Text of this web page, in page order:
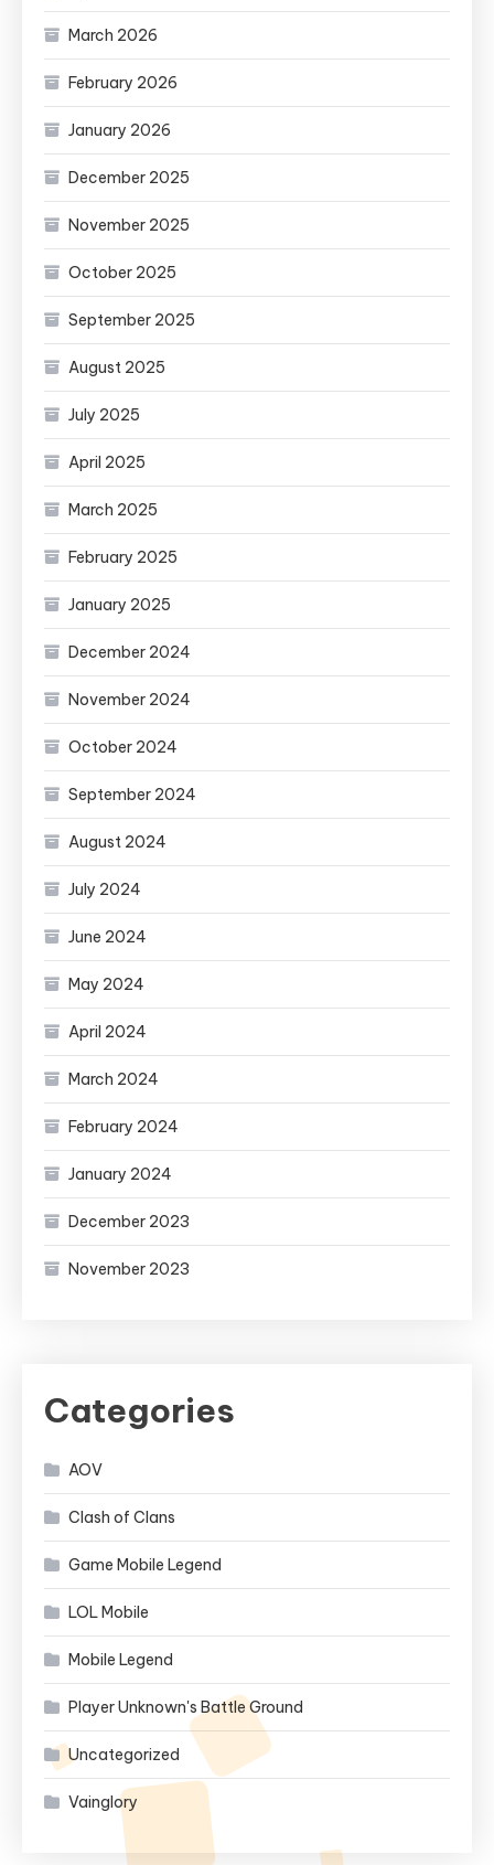
March 2026
February 2026
January 2026
December 2025
November 2025
October 2025
September 2025
August 2025
July 2025
April 2025
March 2025
February 2025
January 2025
December 2024
November 2024
October 2024
September 2024
August 2024
July 2024
June 2024
May 2024
April 2024
March 2024
February 2024
January 2024
December 2023
November 2023
Categories
AOV
Clash of Clans
Game Mobile Legend
LOL Mobile
Mobile Legend
Player Unknown's Battle Ground
Uncategorized
Vainglory